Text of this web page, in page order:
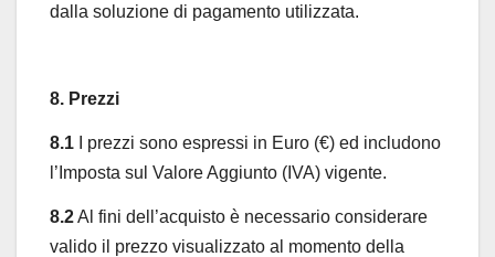
dalla soluzione di pagamento utilizzata.
8. Prezzi
8.1 I prezzi sono espressi in Euro (€) ed includono
l’Imposta sul Valore Aggiunto (IVA) vigente.
8.2Al fini dell’acquisto è necessario considerare
valido il prezzo visualizzato al momento della